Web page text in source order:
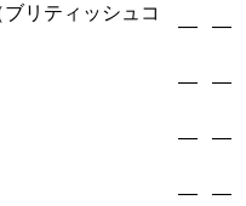
リティッシュコ
— —
— —
— —
— —